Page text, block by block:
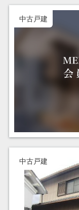
中古戸建
中古戸建